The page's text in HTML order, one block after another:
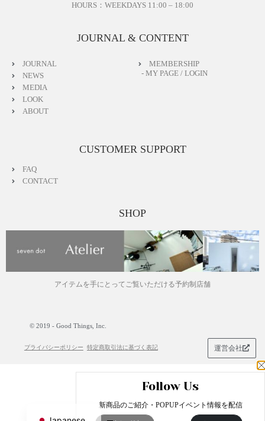
HOURS：WEEKDAYS 11:00 – 18:00
JOURNAL & CONTENT
JOURNAL
NEWS
MEDIA
LOOK
ABOUT
MEMBERSHIP
- MY PAGE / LOGIN
CUSTOMER SUPPORT
FAQ
CONTACT
SHOP
アイテムを手にとってご覧いただける予約制店舗
© 2019 - Good Things, Inc.
プライバシーポリシー 特定商取引法に基づく表記 運営会社
Follow Us
新商品のご紹介・POPUPイベント情報を配信